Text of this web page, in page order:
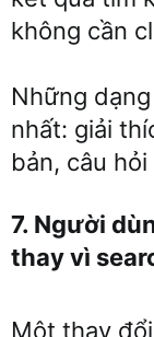
không cần
Những
nhất: giải
bản, câu
7. Người
thay vì
Một thay